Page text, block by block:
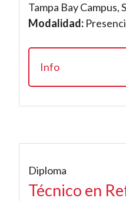
Tampa Bay Campus,
Modalidad:
Info
Diploma
Técnico en